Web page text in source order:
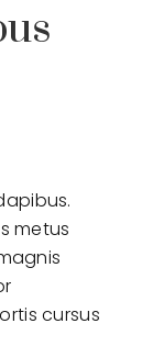
metus
cursus